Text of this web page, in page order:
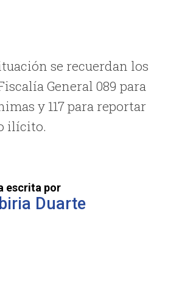
se recuerdan los
General 089 para
y 117 para reportar
ilícito.
escrita por
Duarte